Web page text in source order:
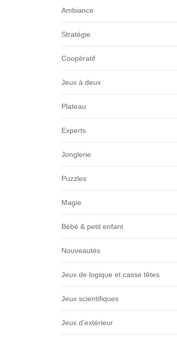
Ambiance
Stratégie
Coopératif
Jeux à deux
Plateau
Experts
Jonglerie
Puzzles
Magie
Bébé & petit enfant
Nouveautés
Jeux de logique et casse têtes
Jeux scientifiques
Jeux d’extérieur